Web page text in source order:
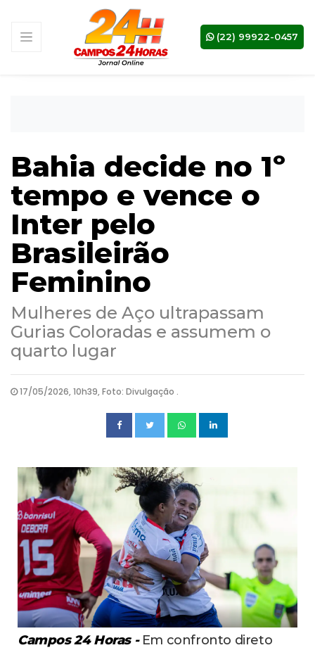
(22) 99922-0457
Bahia decide no 1º
tempo e vence o
Inter pelo
Brasileirão
Feminino
Mulheres de Aço ultrapassam
Gurias Coloradas e assumem o
quarto lugar
17/05/2026, 10h39, Foto: Divulgação .
Campos 24 Horas -Em confronto direto